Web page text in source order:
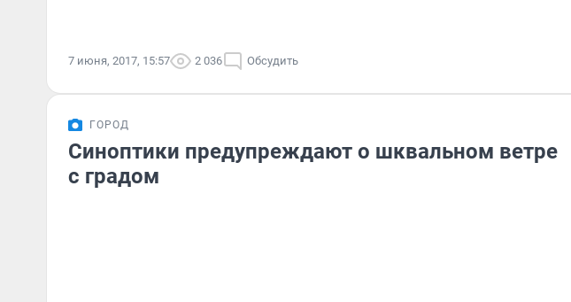
7 июня, 2017, 15:57 2 036 Обсудить
ГОРОД
Синоптики предупреждают о шквальном ветре
с градом